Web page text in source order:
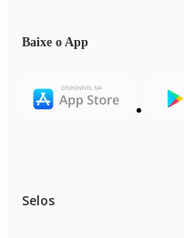
Baixe o App
Selos